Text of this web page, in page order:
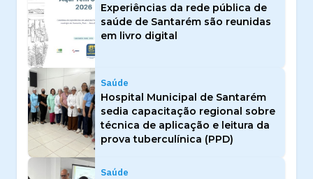
Experiências da rede pública de
saúde de Santarém são reunidas
em livro digital
Saúde
Hospital Municipal de Santarém
sedia capacitação regional sobre
técnica de aplicação e leitura da
prova tuberculínica (PPD)
Saúde